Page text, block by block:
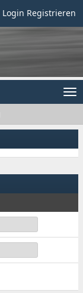
Login Registrieren